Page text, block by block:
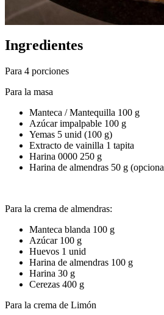
Ingredientes
Para 4 porciones
Para la masa
Manteca / Mantequilla 100 g
Azúcar impalpable 100 g
Yemas 5 unid (100 g)
Extracto de vainilla 1 tapita
Harina 0000 250 g
Harina de almendras 50 g
Para la crema de almendras:
Manteca blanda 100 g
Azúcar 100 g
Huevos 1 unid
Harina de almendras 100 g
Harina 30 g
Cerezas 400 g
Para la crema de Limón